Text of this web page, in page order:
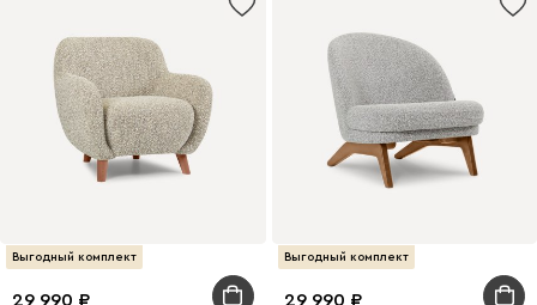
Выгодный комплект
29 990
Выгодный комплект
29 990